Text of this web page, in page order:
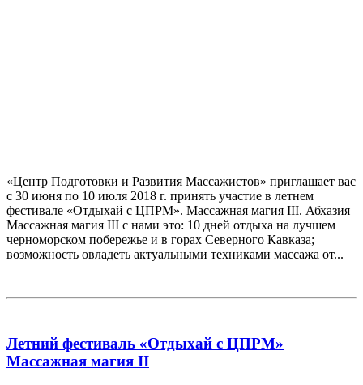
«Центр Подготовки и Развития Массажистов» приглашает вас
с 30 июня по 10 июля 2018 г. принять участие в летнем
фестивале «Отдыхай с ЦПРМ». Массажная магия III. Абхазия
Массажная магия III с нами это: 10 дней отдыха на лучшем
черноморском побережье и в горах Северного Кавказа;
возможность овладеть актуальными техниками массажа от...
Летний фестиваль «Отдыхай с ЦПРМ»
Массажная магия II